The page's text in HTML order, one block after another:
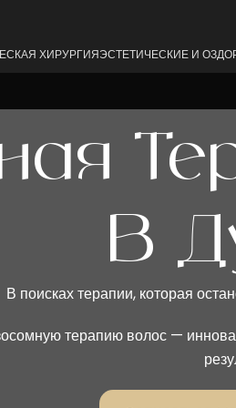
ХИРУРГИЯ
Пластика живота
Подтяжка рук
Увеличение груди
Увеличение груди
Подтяжка груди
ЭСТЕТИЧЕСКИЕ И
В
В поисках терапии, которая
терапию волос —